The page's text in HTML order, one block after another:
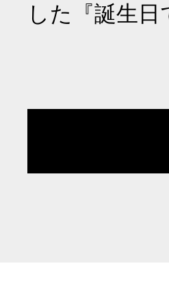
した『誕生